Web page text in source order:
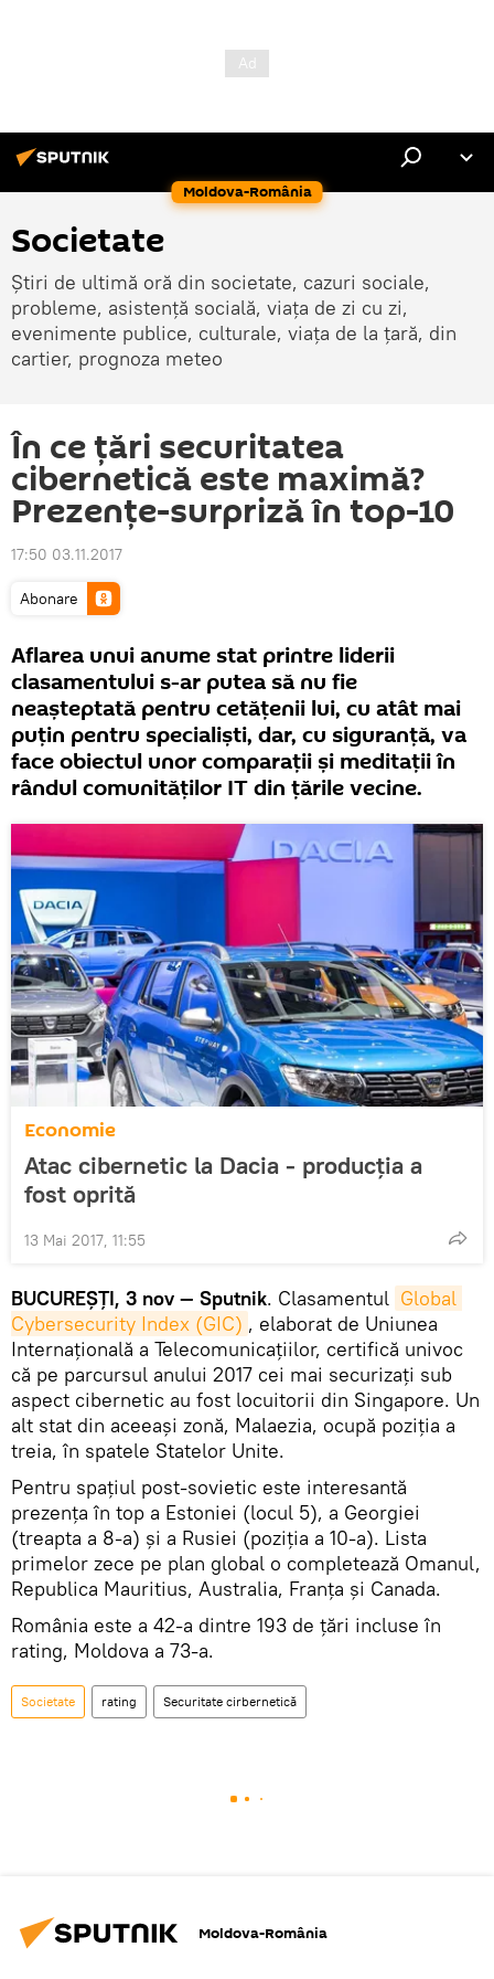
Moldova-România
Societate
Știri de ultimă oră din societate, cazuri sociale,
probleme, asistență socială, viața de zi cu zi,
evenimente publice, culturale, viața de la țară, din
cartier, prognoza meteo
În ce țări securitatea
cibernetică este maximă?
Prezențe-surpriză în top-10
17:50 03.11.2017
Abonare
Aflarea unui anume stat printre liderii
clasamentului s-ar putea să nu fie
neașteptată pentru cetățenii lui, cu atât mai
puțin pentru specialiști, dar, cu siguranță, va
face obiectul unor comparații și meditații în
rândul comunităților IT din țările vecine.
Economie
Atac cibernetic la Dacia - producția a
fost oprită
13 Mai 2017, 11:55
BUCUREȘȚI, 3 nov — Sputnik. Clasamentul Global
Cybersecurity Index (GIC) , elaborat de Uniunea
Internațională a Telecomunicațiilor, certifică univoc
că pe parcursul anului 2017 cei mai securizați sub
aspect cibernetic au fost locuitorii din Singapore. Un
alt stat din aceeași zonă, Malaezia, ocupă poziția a
treia, în spatele Statelor Unite.
Pentru spațiul post-sovietic este interesantă
prezența în top a Estoniei (locul 5), a Georgiei
(treapta a 8-a) și a Rusiei (poziția a 10-a). Lista
primelor zece pe plan global o completează Omanul,
Republica Mauritius, Australia, Franța și Canada.
România este a 42-a dintre 193 de țări incluse în
rating, Moldova a 73-a.
Societate rating Securitate cirbernetică
Moldova-România